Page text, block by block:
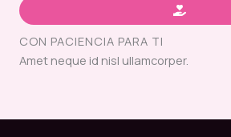
CON PACIENCIA PARA TI
Amet neque id nisl ullamcorper.